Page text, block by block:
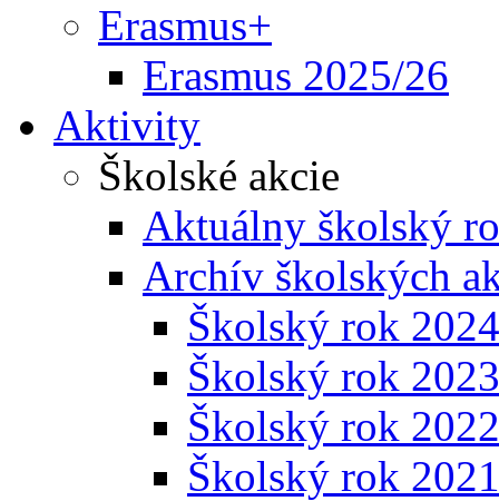
Erasmus+
Erasmus 2025/26
Aktivity
Školské akcie
Aktuálny školský
Archív školských
Školský rok
Školský rok
Školský rok
Školský rok